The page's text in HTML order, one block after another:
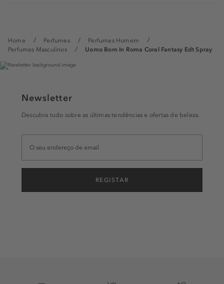
Home Perfumes
Perfumes Homem
Perfumes Masculinos
Uomo Born In Roma Coral Fantasy Edt Spray
Newsletter
Descubra tudo sobre as últimas tendências e ofertas de beleza.
REGISTAR